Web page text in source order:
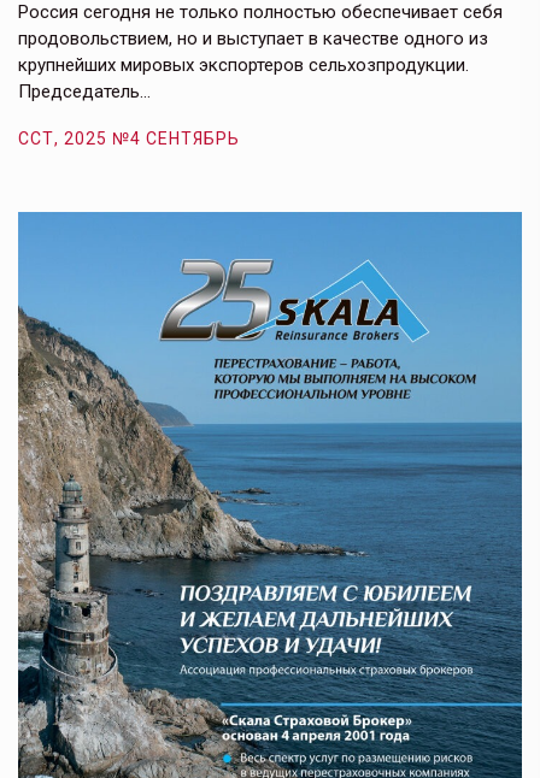
Россия сегодня не только полностью обеспечивает себя
продовольствием, но и выступает в качестве одного из
крупнейших мировых экспортеров сельхозпродукции.
Председатель…
ССТ, 2025 №4 СЕНТЯБРЬ